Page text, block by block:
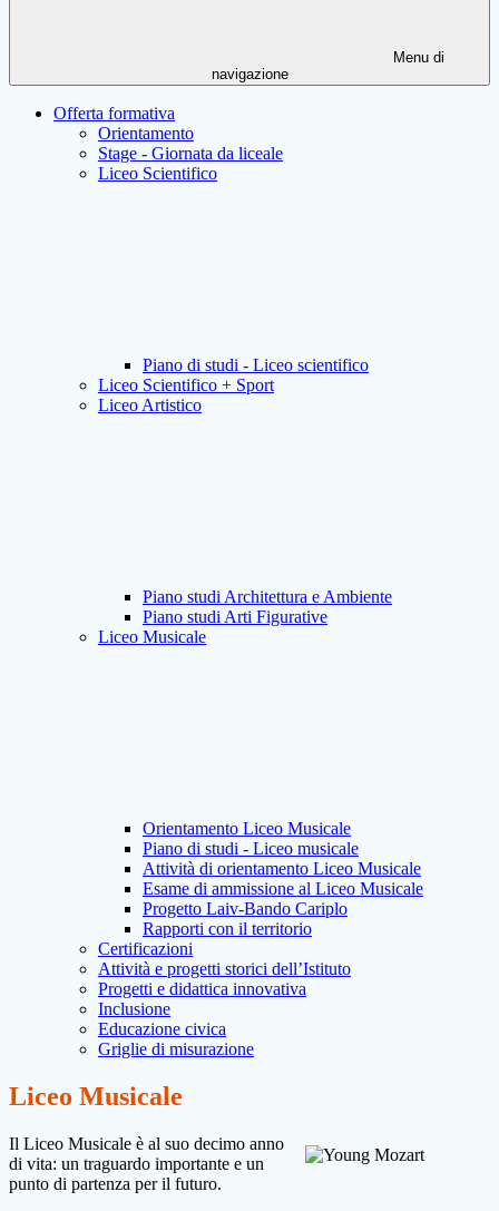
Menu di
navigazione
Offerta formativa
Orientamento
Stage - Giornata da liceale
Liceo Scientifico
Piano di studi - Liceo scientifico
Liceo Scientifico + Sport
Liceo Artistico
Piano studi Architettura e Ambiente
Piano studi Arti Figurative
Liceo Musicale
Orientamento Liceo Musicale
Piano di studi - Liceo musicale
Attività di orientamento Liceo Musicale
Esame di ammissione al Liceo Musicale
Progetto Laiv-Bando Cariplo
Rapporti con il territorio
Certificazioni
Attività e progetti storici dell’Istituto
Progetti e didattica innovativa
Inclusione
Educazione civica
Griglie di misurazione
Liceo Musicale
Il Liceo Musicale è al suo decimo anno
di vita: un traguardo importante e un
punto di partenza per il futuro.